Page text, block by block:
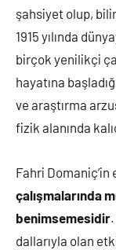
şahsiyet olup,
1915 yılında
birçok yenilikçi
hayatına
ve araştırma
fizik alanında
Fahri
çalışmalarında
benimsemesidir
dallarıyla olan